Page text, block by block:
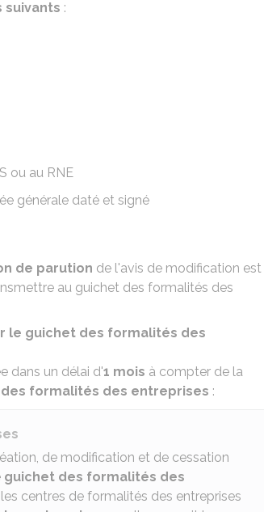
suivants :
ou au RNE
générale daté et signé
de parution de l'avis de modification est
au guichet des formalités des
le guichet des formalités des
dans un délai d'1 mois à compter de la
formalités des entreprises :
de modification et de cessation
guichet des formalités des
centres de formalités des entreprises